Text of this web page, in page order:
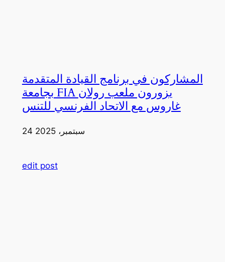
المشاركون في برنامج القيادة المتقدمة
بجامعة FIA يزورون ملعب رولان
غاروس مع الاتحاد الفرنسي للتنس
24 سبتمبر، 2025
edit post